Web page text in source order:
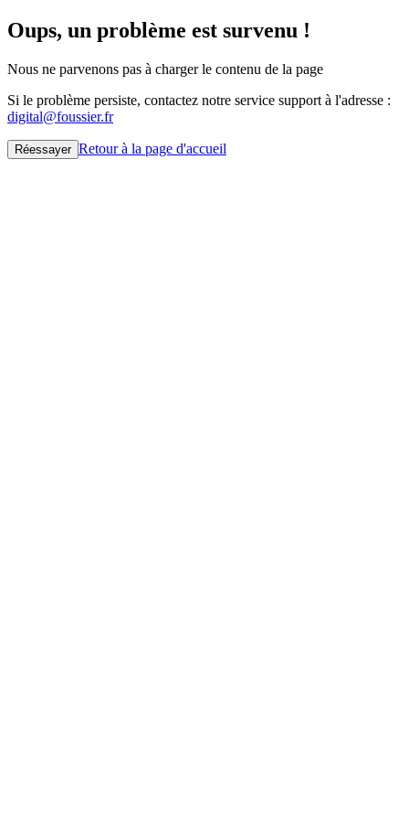
Oups, un problème est survenu !
Nous ne parvenons pas à charger le contenu de la page
Si le problème persiste, contactez notre service support à l'adresse :
digital@foussier.fr
Réessayer Retour à la page d'accueil